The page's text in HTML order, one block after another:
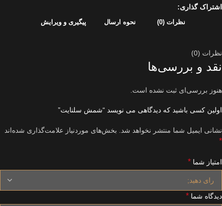
اشتراک گذاری:
نظرات (0) نحوه ارسال پیگیری و ویرایش
نظرات (0)
نقد و بررسی‌ها
هنوز بررسی‌ای ثبت نشده است.
اولین کسی باشید که دیدگاهی می نویسد “شمش سلنایت”
نشانی ایمیل شما منتشر نخواهد شد. بخش‌های موردنیاز علامت‌گذاری شده‌اند
*
امتیاز شما *
دیدگاه شما *